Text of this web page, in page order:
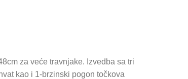
za veće travnjake. Izvedba sa tri
kao i 1-brzinski pogon točkova